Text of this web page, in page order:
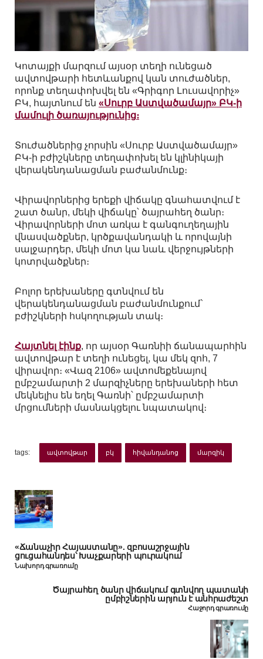
Կոտայքի մարզում այսօր տեղի ունեցած
ավտովթարի հետևանքով կան տուժածներ,
որոնք տեղափոխվել են «Գրիգոր Լուսավորիչ»
ԲԿ, հայտնում են «Սուրբ Աստվածամայր» ԲԿ-ի
մամուլի ծառայությունից։
Տուժածներից չորսին «Սուրբ Աստվածամայր»
ԲԿ-ի բժիշկները տեղափոխել են կլինիկայի
վերակենդանացման բաժանմունք։
Վիրավորներից երեքի վիճակը գնահատվում է
շատ ծանր, մեկի վիճակը՝ ծայրահեղ ծանր։
Վիրավորների մոտ առկա է գանգուղեղային
վնասվածքներ, կրծքավանդակի և որովայնի
սալջարդեր, մեկի մոտ կա նաև վերջույթների
կոտրվածքներ։
Բոլոր երեխաները գտնվում են
վերակենդանացման բաժանմունքում`
բժիշկների հսկողության տակ։
Հայտնել էինք, որ այսօր Գառնիի ճանապարհին
ավտովթար է տեղի ունեցել, կա մեկ զոհ, 7
վիրավոր։ «Վազ 2106» ավտոմեքենայով
ըմբշամարտի 2 մարզիչները երեխաների հետ
մեկնելիս են եղել Գառնի՝ ըմբշամարտի
մրցումների մասնակցելու նպատակով։
tags: ավտովթար բկ հիվանդանոց մարզիկ
«Ճանաչիր Հայաստանը». զբոսաշրջային
ցուցահանդես՝ Խաչքարերի պուրակում
Նախորդ գրառումը
Ծայրահեղ ծանր վիճակում գտնվող պատանի
ըմբիշներին արյուն է անհրաժեշտ
Հաջորդ գրառումը